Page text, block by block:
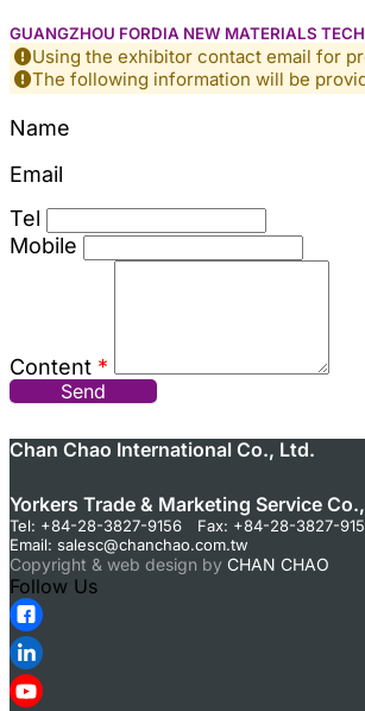
GUANGZHOU FORDIA NEW MATERIALS
Using the exhibitor contact email for
The following information will be
Name
Email
Tel
Mobile
Content *
Send
Chan Chao International Co., Ltd.
Yorkers Trade & Marketing Service
Tel: +84-28-3827-9156 Fax: +84-28-3827-
Email: salesc@chanchao.com.tw
Copyright & web design by CHAN CHAO
Follow Us